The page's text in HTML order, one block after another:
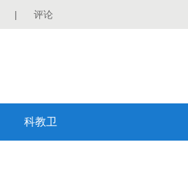
| 评论
科教卫